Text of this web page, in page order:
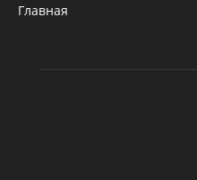
Главная